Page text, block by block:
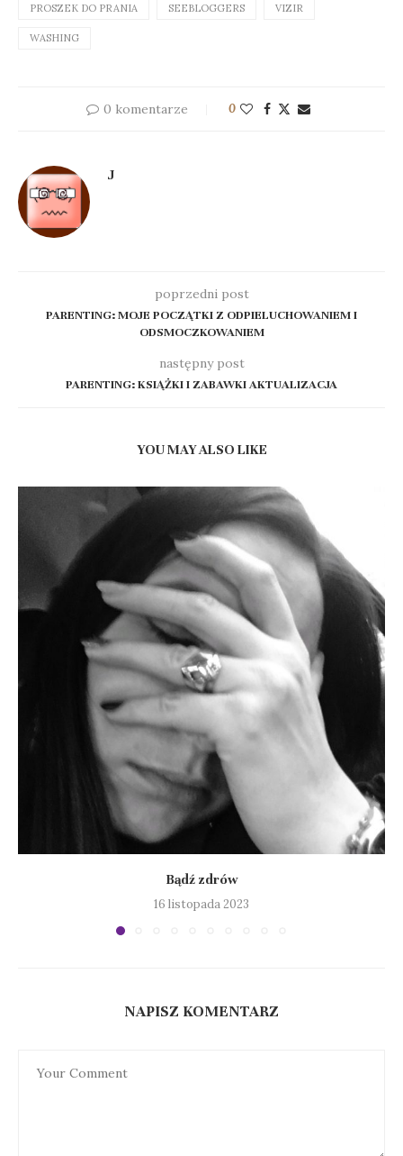
PROSZEK DO PRANIA SEEBLOGGERS VIZIR
WASHING
0 komentarze 0
J
poprzedni post
PARENTING: MOJE POCZĄTKI Z ODPIELUCHOWANIEM I
ODSMOCZKOWANIEM
następny post
PARENTING: KSIĄŻKI I ZABAWKI AKTUALIZACJA
YOU MAY ALSO LIKE
Bądź zdrów
16 listopada 2023
NAPISZ KOMENTARZ